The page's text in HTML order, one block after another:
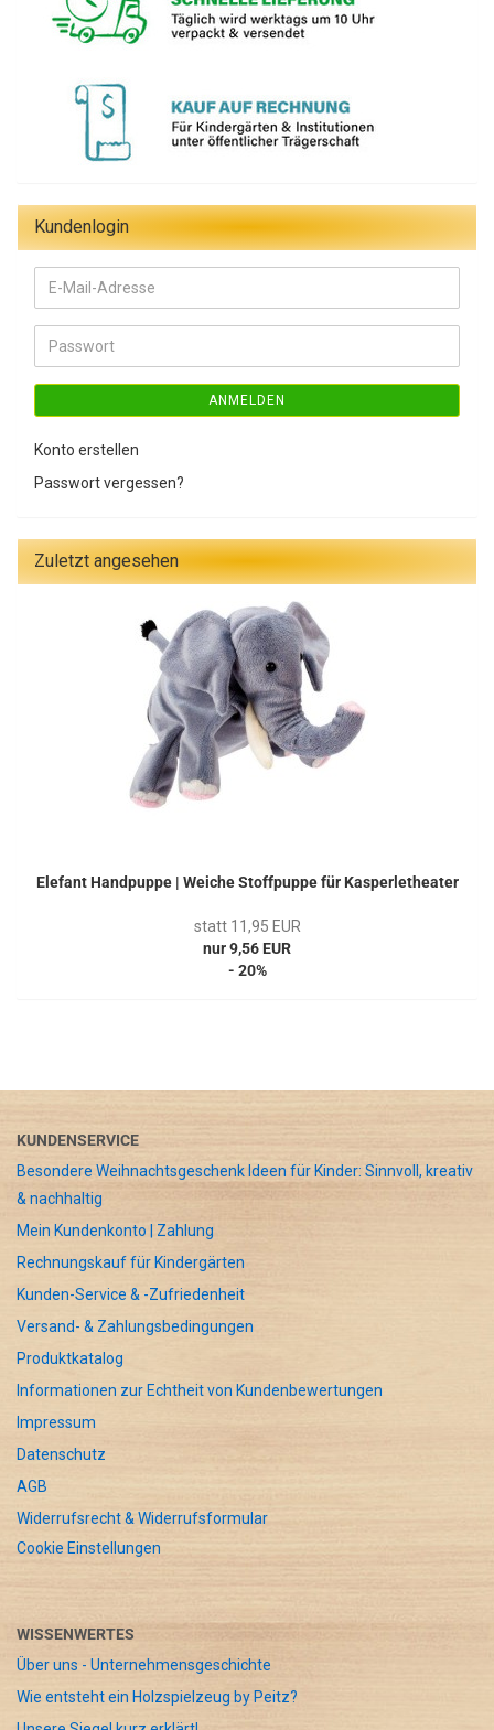
Kundenlogin
E-
Mail-
Adresse
Passwort
ANMELDEN
Konto erstellen
Passwort vergessen?
Zuletzt angesehen
Elefant Handpuppe | Weiche Stoffpuppe für Kasperletheater
statt 11,95 EUR
nur 9,56 EUR
- 20%
KUNDENSERVICE
Besondere Weihnachtsgeschenk Ideen für Kinder: Sinnvoll, kreativ
& nachhaltig
Mein Kundenkonto | Zahlung
Rechnungskauf für Kindergärten
Kunden-Service & -Zufriedenheit
Versand- & Zahlungsbedingungen
Produktkatalog
Informationen zur Echtheit von Kundenbewertungen
Impressum
Datenschutz
AGB
Widerrufsrecht & Widerrufsformular
Cookie Einstellungen
WISSENWERTES
Über uns - Unternehmensgeschichte
Wie entsteht ein Holzspielzeug by Peitz?